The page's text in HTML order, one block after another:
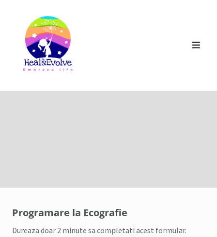
content
Programare la Ecografie
Dureaza doar 2 minute sa completati acest formular.